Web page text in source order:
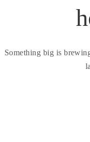
Something big is